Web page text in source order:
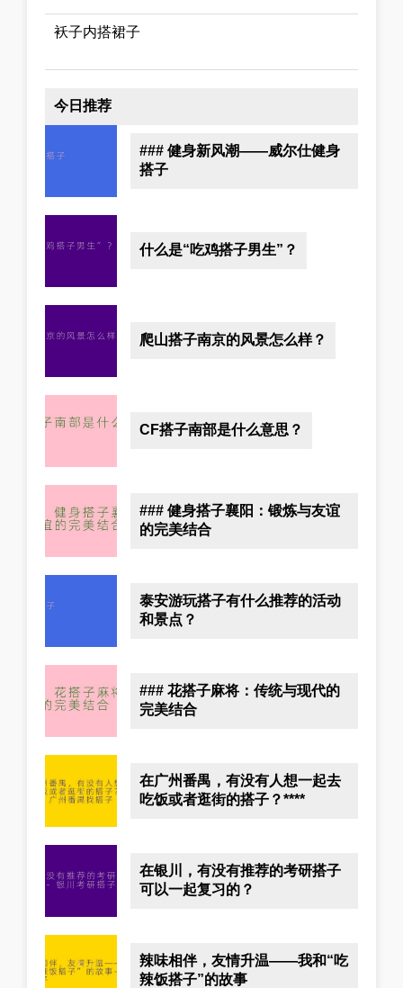
袄子内搭裙子
今日推荐
### 健身新风潮——威尔仕健身
搭子
什么是“吃鸡搭子男生”？
爬山搭子南京的风景怎么样？
CF搭子南部是什么意思？
### 健身搭子襄阳：锻炼与友谊
的完美结合
泰安游玩搭子有什么推荐的活动
和景点？
### 花搭子麻将：传统与现代的
完美结合
在广州番禺，有没有人想一起去
吃饭或者逛街的搭子？****
在银川，有没有推荐的考研搭子
可以一起复习的？
辣味相伴，友情升温——我和“吃
辣饭搭子”的故事